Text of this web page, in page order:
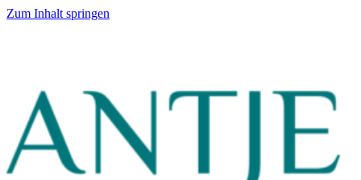
Zum Inhalt springen